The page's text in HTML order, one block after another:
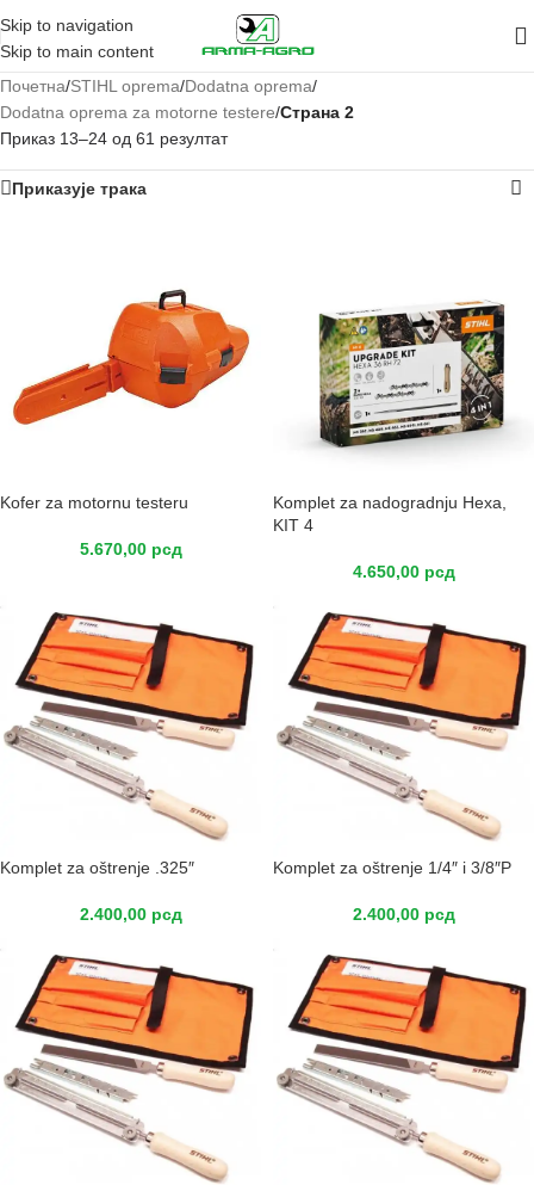
Skip to navigation
Skip to main content
Почетна/STIHL oprema/Dodatna oprema/
Dodatna oprema za motorne testere/Страна 2
Приказ 13–24 од 61 резултат
Приказује трака
Kofer za motornu testeru
5.670,00 рсд
Komplet za nadogradnju Hexa,
KIT 4
4.650,00 рсд
Komplet za oštrenje .325″
2.400,00 рсд
Komplet za oštrenje 1/4″ i 3/8″P
2.400,00 рсд